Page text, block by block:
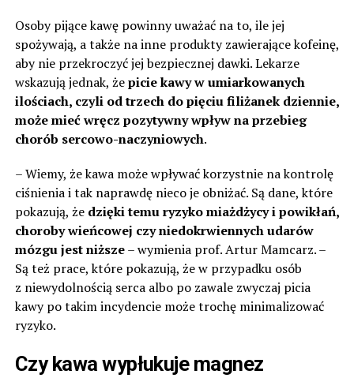
Osoby pijące kawę powinny uważać na to, ile jej
spożywają, a także na inne produkty zawierające kofeinę,
aby nie przekroczyć jej bezpiecznej dawki. Lekarze
wskazują jednak, żepicie kawy w umiarkowanych
ilościach, czyli od trzech do pięciu filiżanek dziennie,
może mieć wręcz pozytywny wpływ na przebieg
chorób sercowo-naczyniowych.
– Wiemy, że kawa może wpływać korzystnie na kontrolę
ciśnienia i tak naprawdę nieco je obniżać. Są dane, które
pokazują, że dzięki temu ryzyko miażdżycy i powikłań,
choroby wieńcowej czy niedokrwiennych udarów
mózgu jest niższe– wymienia prof. Artur Mamcarz. –
Są też prace, które pokazują, że w przypadku osób
z niewydolnością serca albo po zawale zwyczaj picia
kawy po takim incydencie może trochę minimalizować
ryzyko.
Czy kawa wypłukuje magnez